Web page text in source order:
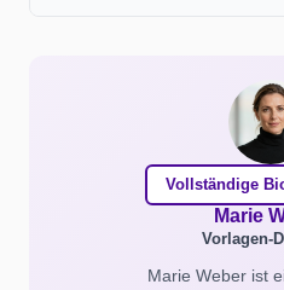
Vollständige
Marie
Vorlagen-
Marie Weber ist